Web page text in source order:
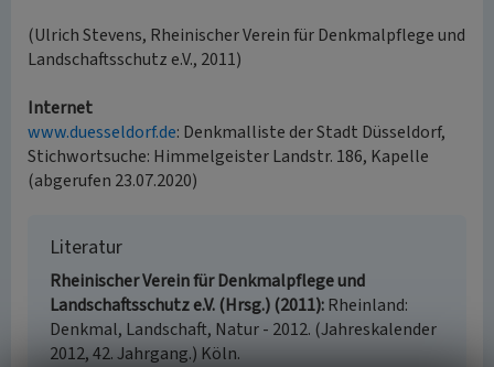
(Ulrich Stevens, Rheinischer Verein für Denkmalpflege und
Landschaftsschutz e.V., 2011)
Internet
www.duesseldorf.de: Denkmalliste der Stadt Düsseldorf,
Stichwortsuche: Himmelgeister Landstr. 186, Kapelle
(abgerufen 23.07.2020)
Literatur
Rheinischer Verein für Denkmalpflege und
Landschaftsschutz e.V. (Hrsg.) (2011) Rheinland:
Denkmal, Landschaft, Natur - 2012. (Jahreskalender
2012, 42. Jahrgang.) Köln.